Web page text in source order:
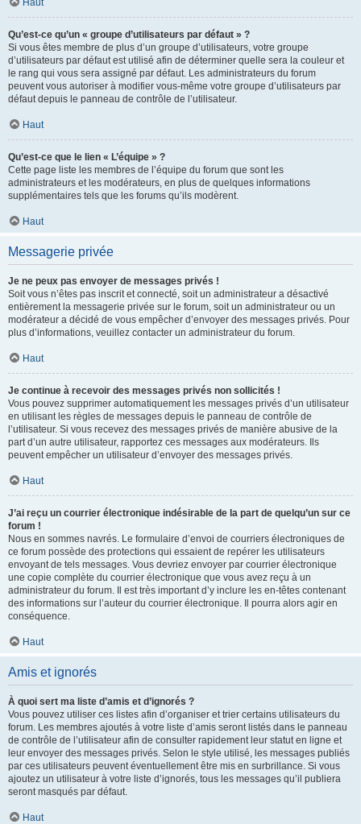
Haut
Qu’est-ce qu’un « groupe d’utilisateurs par défaut » ?
Si vous êtes membre de plus d’un groupe d’utilisateurs, votre groupe
d’utilisateurs par défaut est utilisé afin de déterminer quelle sera la couleur et
le rang qui vous sera assigné par défaut. Les administrateurs du forum
peuvent vous autoriser à modifier vous-même votre groupe d’utilisateurs par
défaut depuis le panneau de contrôle de l’utilisateur.
Haut
Qu’est-ce que le lien « L’équipe » ?
Cette page liste les membres de l’équipe du forum que sont les
administrateurs et les modérateurs, en plus de quelques informations
supplémentaires tels que les forums qu’ils modèrent.
Haut
Messagerie privée
Je ne peux pas envoyer de messages privés !
Soit vous n’êtes pas inscrit et connecté, soit un administrateur a désactivé
entièrement la messagerie privée sur le forum, soit un administrateur ou un
modérateur a décidé de vous empêcher d’envoyer des messages privés. Pour
plus d’informations, veuillez contacter un administrateur du forum.
Haut
Je continue à recevoir des messages privés non sollicités !
Vous pouvez supprimer automatiquement les messages privés d’un utilisateur
en utilisant les règles de messages depuis le panneau de contrôle de
l’utilisateur. Si vous recevez des messages privés de manière abusive de la
part d’un autre utilisateur, rapportez ces messages aux modérateurs. Ils
peuvent empêcher un utilisateur d’envoyer des messages privés.
Haut
J’ai reçu un courrier électronique indésirable de la part de quelqu’un sur ce
forum !
Nous en sommes navrés. Le formulaire d’envoi de courriers électroniques de
ce forum possède des protections qui essaient de repérer les utilisateurs
envoyant de tels messages. Vous devriez envoyer par courrier électronique
une copie complète du courrier électronique que vous avez reçu à un
administrateur du forum. Il est très important d’y inclure les en-têtes contenant
des informations sur l’auteur du courrier électronique. Il pourra alors agir en
conséquence.
Haut
Amis et ignorés
À quoi sert ma liste d’amis et d’ignorés ?
Vous pouvez utiliser ces listes afin d’organiser et trier certains utilisateurs du
forum. Les membres ajoutés à votre liste d’amis seront listés dans le panneau
de contrôle de l’utilisateur afin de consulter rapidement leur statut en ligne et
leur envoyer des messages privés. Selon le style utilisé, les messages publiés
par ces utilisateurs peuvent éventuellement être mis en surbrillance. Si vous
ajoutez un utilisateur à votre liste d’ignorés, tous les messages qu’il publiera
seront masqués par défaut.
Haut